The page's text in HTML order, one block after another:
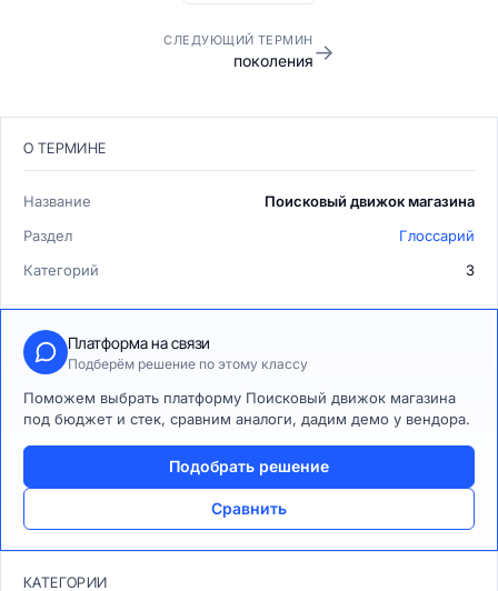
СЛЕДУЮЩИЙ ТЕРМИН
поколения→
О ТЕРМИНЕ
Название
Поисковый движок магазина
Раздел
Глоссарий
Категорий
3
Платформа на связи
Подберём решение по этому классу
Поможем выбрать платформу Поисковый движок магазина
под бюджет и стек, сравним аналоги, дадим демо у вендора.
Подобрать решение
Сравнить
КАТЕГОРИИ